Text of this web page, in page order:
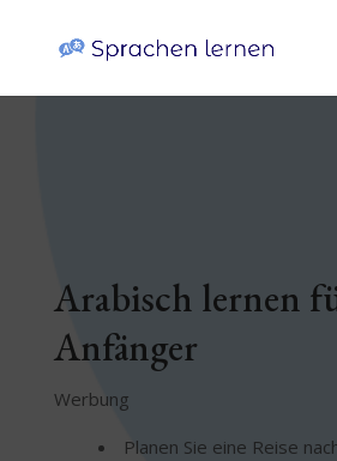
Arabisch lernen
Anfänger
Werbung
Planen Sie eine Reise